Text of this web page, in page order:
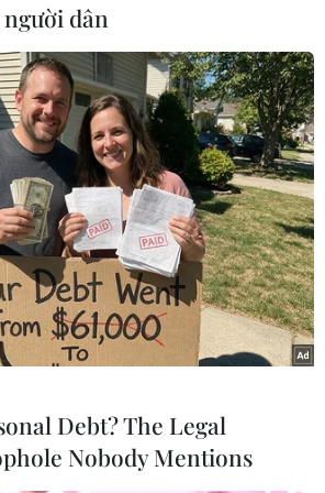
biểu tình,và có tin những
còn lên kế hoạch biểu tình tại
khác như Yemen, Kuwait
cảnh các ngân hàng trung
thể sẽ nâng lãi suấtđể cản đà
(và thực tế là một số nước
từ đầu năm tới nay, các
từ Trung Quốc tới Indonesia,
Hàn Quốc, đã bắt đầu tăng lãi
giá tiêu dùng tăng),thì nhu cầu
một tài sản đầu tư thay thế đã
đếnđà tăng giá của vàng bị
dân
Debt? The Legal
Nobody Mentions